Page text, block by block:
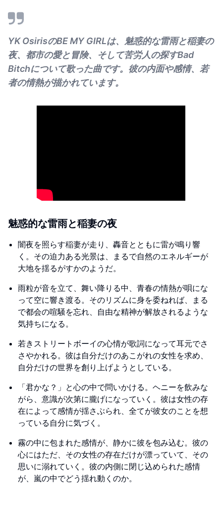
YK OsirisのBE MY GIRLは、魅惑的な雷雨と稲妻の
夜、都市の愛と冒険、そして苦労人の探すBad
Bitchについて歌った曲です。彼の内面や感情、若
者の情熱が描かれています。
魅惑的な雷雨と稲妻の夜
闇夜を照らす稲妻が走り、轟音とともに雷が鳴り響
く。その迫力ある光景は、まるで自然のエネルギーが
大地を揺るがすかのようだ。
雨粒が音を立て、舞い降りる中、青春の情熱が唄にな
って空に響き渡る。そのリズムに身を委ねれば、まる
で都会の喧騒を忘れ、自由な精神が解放されるような
気持ちになる。
若きストリートボーイの心情が歌詞になって耳元でさ
さやかれる。彼は自分だけのあこがれの女性を求め、
自分だけの世界を創り上げようとしている。
「君かな？」と心の中で問いかける。ヘニーを飲みな
がら、意識が次第に朧げになっていく。彼は女性の存
在によって感情が揺さぶられ、全てが彼女のことを想
っている自分に気づく。
霧の中に包まれた感情が、静かに彼を包み込む。彼の
心にはただ、その女性の存在だけが漂っていて、その
思いに溺れていく。彼の内側に閉じ込められた感情
が、嵐の中でどう揺れ動くのか。